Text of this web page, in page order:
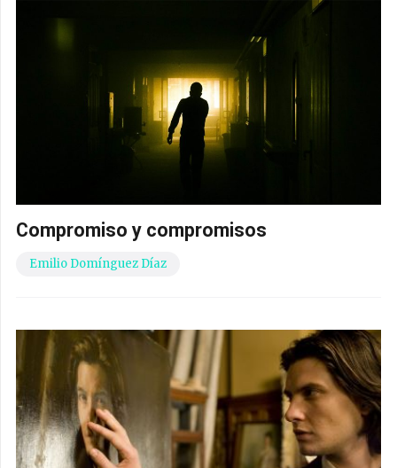
Compromiso y compromisos
Emilio Domínguez Díaz